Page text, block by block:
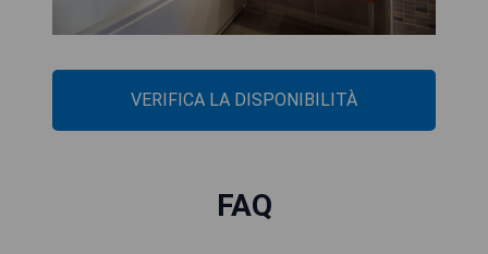
VERIFICA LA DISPONIBILITÀ
FAQ